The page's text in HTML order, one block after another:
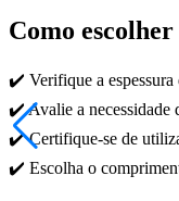
Como
✔️ Verifique a espessura
✔️ Avalie a necessidade
✔️ Certifique-se de
✔️ Escolha o